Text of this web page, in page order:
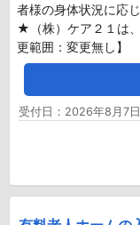
者様の身体状況に応
★（株）ケア２１は
更範囲：変更無し】
受付日：2026年8月7